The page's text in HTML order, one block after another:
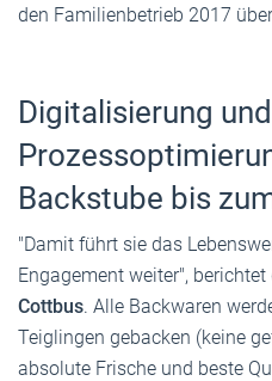
den Familienbetrieb 2017
Digitalisierung und
Backstube bis
"Damit führt sie das
Engagement weiter", berichtet
Cottbus. Alle Backwaren
Teiglingen gebacken (keine
absolute Frische und beste